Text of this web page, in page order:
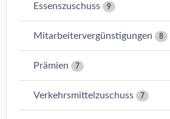
Essenszuschuss 9
Mitarbeitervergünstigungen 8
Prämien 7
Verkehrsmittelzuschuss 7